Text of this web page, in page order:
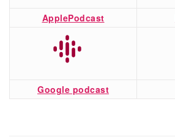
ApplePodcast
Google podcast